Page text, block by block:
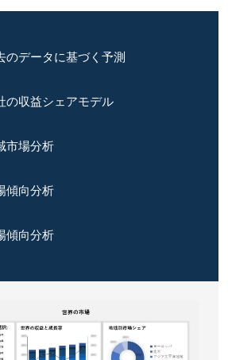
のデータに基づく予測
の収益シェアモデル
市場分析
傾向分析
傾向分析